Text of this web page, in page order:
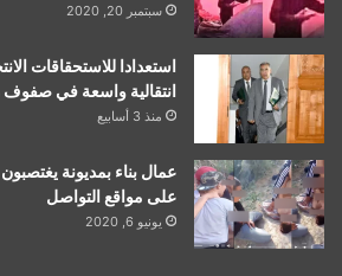
سبتمبر 20, 2020
استعدادا للاستحقاقات
انتقالية واسعة في صفوف
منذ 3 أسابيع
عمال بناء بمديونة
على مواقع التواصل
يونيو 6, 2020